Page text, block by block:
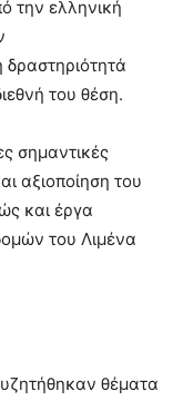
την ελληνική
δραστηριότητά
του θέση.
σημαντικές
αξιοποίηση του
και έργα
του Λιμένα
θέματα